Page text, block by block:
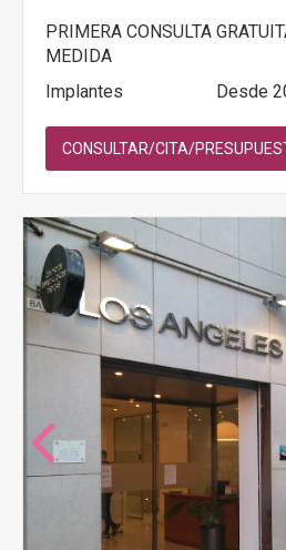
PRIMERA CONSULTA
MEDIDA
Implantes
Desde
CONSULTAR/CITA/